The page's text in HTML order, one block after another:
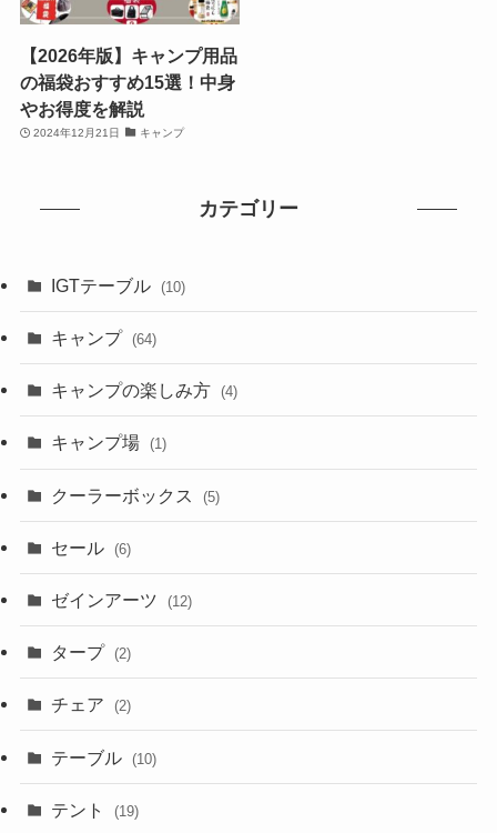
【2026年版】キャンプ用品
の福袋おすすめ15選！中身
やお得度を解説
2024年12月21日 キャンプ
カテゴリー
IGTテーブル (10)
キャンプ (64)
キャンプの楽しみ方 (4)
キャンプ場 (1)
クーラーボックス (5)
セール (6)
ゼインアーツ (12)
タープ (2)
チェア (2)
テーブル (10)
テント (19)